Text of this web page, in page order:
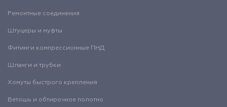
Ремонтные соединения
Штуцеры и муфты
Фитинги компрессионные ПНД
Шланги и трубки
Хомуты быстрого крепления
Ветошь и обтирочное полотно